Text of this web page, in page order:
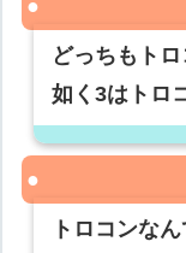
どっちもト
如く3はトロ
トロコンな